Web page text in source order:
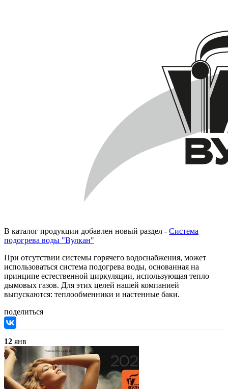
В каталог продукции добавлен новый раздел - Система
подогрева воды "Вулкан"
При отсутствии системы горячего водоснабжения, может
использоваться система подогрева воды, основанная на
принципе естественной циркуляции, использующая тепло
дымовых газов. Для этих целей нашей компанией
выпускаются: теплообменники и настенные баки.
поделиться
12 янв